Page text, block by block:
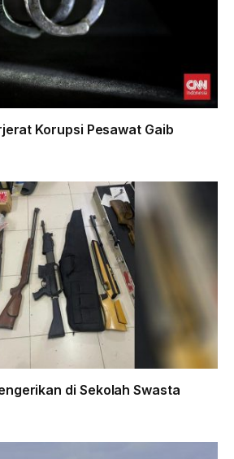
Korupsi Pesawat Gaib
di Sekolah Swasta